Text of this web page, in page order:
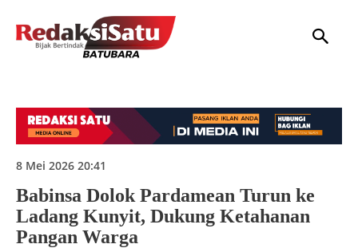
8 Mei 2026 20:41
Babinsa Dolok Pardamean Turun ke
Ladang Kunyit, Dukung Ketahanan
Pangan Warga